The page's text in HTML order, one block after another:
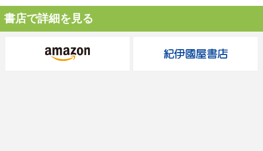
書店で詳細を見る